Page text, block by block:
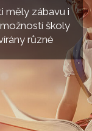
měly zábavu i
školy
různé